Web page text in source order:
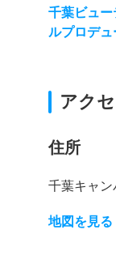
千葉ビュ
ルプロデ
アク
住所
千葉キャ
地図を見る